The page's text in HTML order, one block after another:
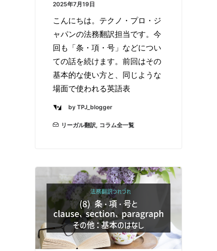
2025年7月19日
こんにちは。テクノ・プロ・ジ
ャパンの法務翻訳担当です。今
回も「条・項・号」などについ
ての話を続けます。前回はその
基本的な使い方と、同じような
場面で使われる英語表
by TPJ_blogger
リーガル翻訳, コラム全一覧